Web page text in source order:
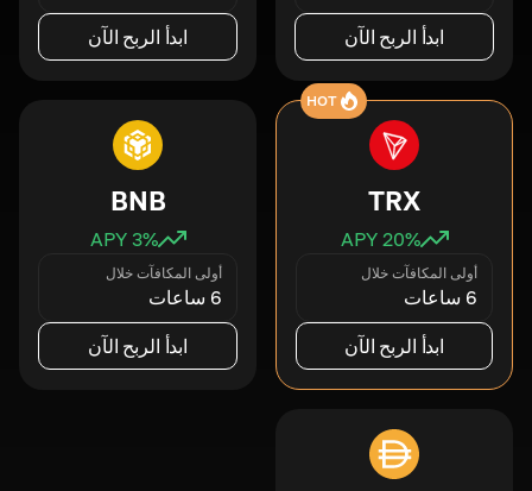
ابدأ الربح الآن ابدأ الربح الآن
HOT
TRX
20% APY
أولى المكافآت خلال
6 ساعات
ابدأ الربح الآن
BNB
3% APY
أولى المكافآت خلال
6 ساعات
ابدأ الربح الآن